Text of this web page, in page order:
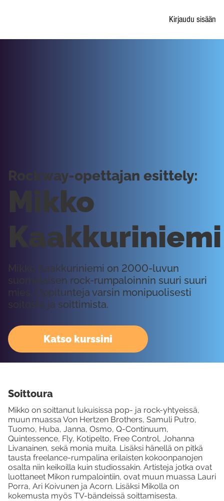
Kirjaudu sisään
Mikko
Kaakkuriniemi
Mikko Kaakkuriniemi on 2000-luvun
suomalaisen rock-rumpaloinnin suuri suuri
mies. Oppitunteja varsin monipuolisesti
soitosta ja soittimista.
Rockway-opettajan esittely:
Katso kurssini
Soittoura
Mikko on soittanut lukuisissa pop- ja rock-yhtyeissä,
muun muassa Von Hertzen Brothers, Samuli Putro,
Tuomo, Huba, Janna, Osmo, Q-Continuum,
Quintessence, Fly, Kotipelto, Free Control, Johanna
Livanainen, sekä monia muita. Lisäksi hänellä on pitkä
tausta freelance-rumpalina erilaisten kokoonpanojen
osalta niin keikoilla kuin studiossakin. Artisteja jotka ovat
luottaneet Mikon rumpalointiin, ovat muun muassa Lauri
Porra, Ari Koivunen ja Acorn. Lisäksi Mikolla on
kokemusta myös TV-bändeissä soittamisesta.